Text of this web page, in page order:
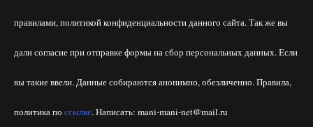
правилами, политикой конфиденциальности данного сайта. Так же вы
дали согласие при отправке формы на сбор персональных данных. Если
вы такие ввели. Данные собираются анонимно, обезличенно. Правила,
политика по ссылке. Написать: mani-mani-net@mail.ru